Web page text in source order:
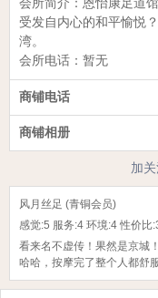
会所简介： 恩怡康足道馆
受发自内心的和平愉悦
湾。
会所电话：暂无
商铺电话
商铺相册
加
风月丝足 (青铜会员)
感觉:5 服务:4 环境:4 性价比:
看来名不虚传！果然是京城
哈哈，按摩完了整个人都舒服